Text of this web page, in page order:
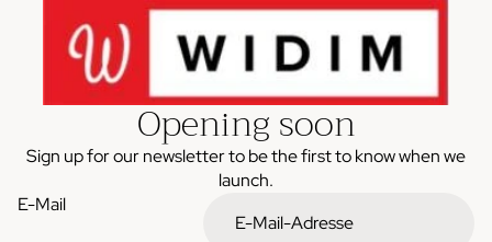
Opening soon
Sign up for our newsletter to be the first to know when we
launch.
E-Mail